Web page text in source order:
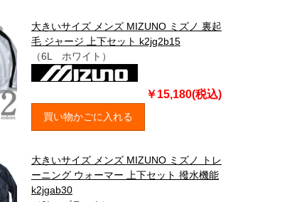
大きいサイズ メンズ MIZUNO ミズノ 裏起
毛 ジャージ 上下セット k2jg2b15
（6L ホワイト）
￥15,180(税込)
買い物かごに入れる
大きいサイズ メンズ MIZUNO ミズノ トレ
ーニング ウォーマー 上下セット 撥水機能
k2jgab30